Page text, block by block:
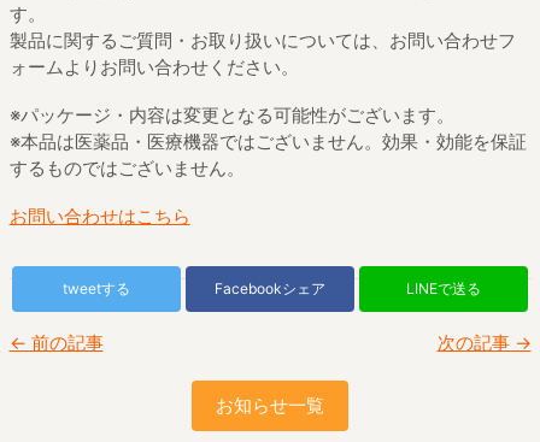
す。
製品に関するご質問・お取り扱いについては、お問い合わせフ
ォームよりお問い合わせください。
※パッケージ・内容は変更となる可能性がございます。
※本品は医薬品・医療機器ではございません。効果・効能を保証
するものではございません。
お問い合わせはこちら
tweetする Facebookシェア LINEで送る
← 前の記事 次の記事 →
お知らせ一覧